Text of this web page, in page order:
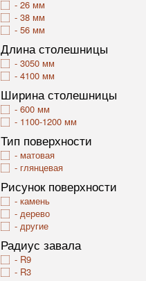
26 мм
38 мм
56 мм
Длина столешницы
3050 мм
4100 мм
Ширина столешницы
600 мм
1100-1200 мм
Тип поверхности
матовая
глянцевая
Рисунок поверхности
камень
дерево
другие
Радиус завала
R9
R3